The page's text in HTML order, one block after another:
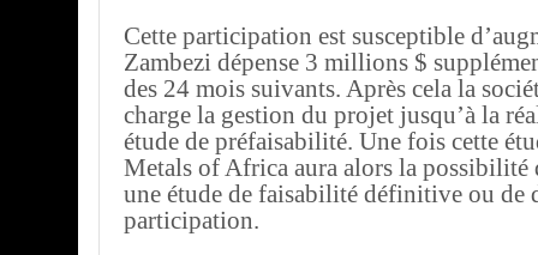
Cette participation est susceptible
Zambezi dépense 3 millions $
des 24 mois suivants. Après cela la
charge la gestion du projet jusqu’à la
étude de préfaisabilité. Une fois cette
Metals of Africa aura alors la possibilité
une étude de faisabilité définitive ou de
participation.